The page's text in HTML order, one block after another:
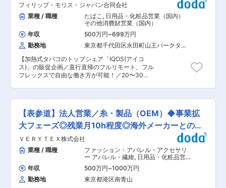
出張あり（1回1〜2泊／主に関西エリア）。 ・新
規：既存＝3：7程度のバランス ・担当顧客数は1
人あたり30〜40社、1日あたり1〜3件訪問のイメ
ージです。 ■入社後の流れ： 入社後は、座学と
実務を並行した研修スタイルで、無理なく業務を
習得していただきます。「半日は座学、半日は先
輩社員への同行による顧客訪問」を行い、基礎知
識と実務経験をバランスよく身につけることが可
能です。 日々の業務の中で生じた疑問や不明点
り、安心して学べます。 さらに、入社後3〜6ヶ
月以内には、ロールプレイング研修や外部研修も
目指していただきます。 ■組織構成： 部長１
名、課長2名、ほか営業4名、アシスタント3名の
計10名在籍。 変更の範囲：会社の定める業務
のある環境です。 ■具体的な仕事内容 ・担当サ
ロン（既存が中心）に向けた定期的な電話/訪問で
のフォロー ※出張訪問はほとんどありません ・店
舗責任者の課題ヒアリング、具体的な改善策の提
案 ・セミナーやコミュニティの企画・運営（説明
会や売上改善に向けたセミナー等） ・未導入サロ
ンへの新規営業 ※営業スタイルは既存：新規=9：
1となります ■募集背景 当社は、日本に「眉毛を
プロにまかせる」という新しい文化を根付かせる
べく、HBL（ハリウッドブロウリフト）を展開し
ています。眉毛の分野においては導入店舗数は国
て、組織を爆速でアップデートしています。 これ
までの私たちは、施術者様への「技術の提供」が
中心でした。しかしこれからは、導入いただいた
サロンが「ビジネスとして成功すること」をより
強力に支援していく体制を作ります。 そこで、全
国に広がる導入店舗のオーナー様や施術者様に対
し、集客や経営の面から伴走する新しいアカウン
トマネージャーチームを立ち上げることになりま
した。この「第二創業期」の核となるメンバーと
して、挑戦してくれる仲間を募集します。 ■当社
フィリップ・モリス・ジャパン合同会社
業種 / 職種
たばこ , 日用品・化粧品営業（国内）
その他消費財営業（国内）
年収
500万円~699万円
勤務地
東京都千代田区永田町山王パークタワ
【加熱式タバコのトップシェア「IQOS(アイコ
ス)」の販促企画／直行直帰のフルリモート、フル
フレックスで自由な働き方が可能！／20〜30代
社会」の実現のため、法人企業・個人に対して加
熱式タバコ「IQOS」の販促企画、営業をお任せ
▼営業活動の流れ (１)個人向け… イベント、催事
にて20 歳以上の成人喫煙者に対するIQOS の紹
介、販売活動 (２)小売店向け… コンビニ、 スーパ
ーに対する自社新製品の案内、売り場改善提案、
プロモーション活動の周知 (３)法人向け… 企業が
抱える課題解決のために、課題に合わせて商品だ
けでなく社内の喫煙環境を改善するための提案 ※
提案例：電子タバコ専用の喫煙ブースへの切り替
え提案等 ■業務の特徴： （1）フルフレックス：
【表参道】法人営業／糸・製品（OEM）◆事業拡
大フェーズ◎残業月10h程度◎海外メーカーとの取
引あり
ＶＥＲＹＴＥＸ株式会社
業種 / 職種
ファッション・アパレル・アクセサリ
ー アパレル・繊維, 日用品・化粧品営
業（国内） その他法人営業（既存・ル
ートセールス中心）
年収 500万円~1000万円
勤務地
東京都港区南青山